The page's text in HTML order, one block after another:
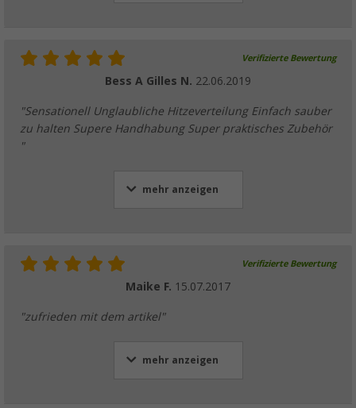
Verifizierte Bewertung
Bess A Gilles N. 22.06.2019
"Sensationell Unglaubliche Hitzeverteilung Einfach sauber
zu halten Supere Handhabung Super praktisches Zubehör
"
mehr anzeigen
Verifizierte Bewertung
Maike F. 15.07.2017
"zufrieden mit dem artikel"
mehr anzeigen